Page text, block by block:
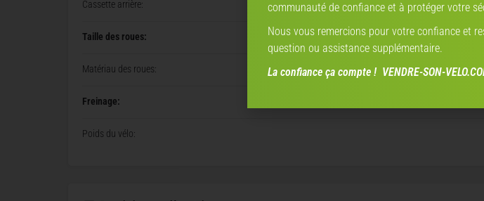
Cassette arrière:
Taille des roues:
Matériau des roues:
Freinage:
Poids du vélo:
communauté de confiance et à protéger votre
Nous vous remercions pour votre confiance et
question ou assistance supplémentaire.
La confiance ça compte ! VENDRE-SON-